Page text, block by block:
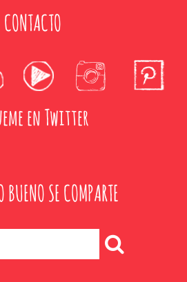
CONTACTO
en Twitter
BUENO SE COMPARTE